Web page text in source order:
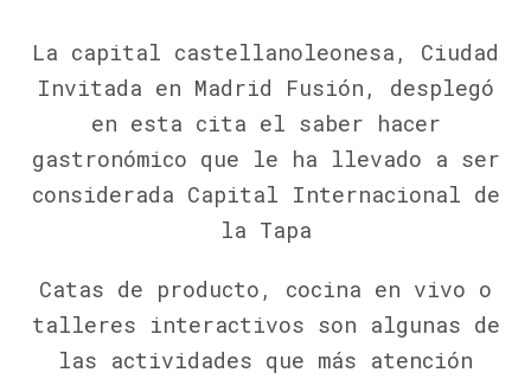
La capital castellanoleonesa, Ciudad
Invitada en Madrid Fusión, desplegó
en esta cita el saber hacer
gastronómico que le ha llevado a ser
considerada Capital Internacional de
la Tapa
Catas de producto, cocina en vivo o
talleres interactivos son algunas de
las actividades que más atención